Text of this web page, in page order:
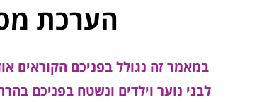
הערכת
במאמר זה נגולל בפניכם הקוראים